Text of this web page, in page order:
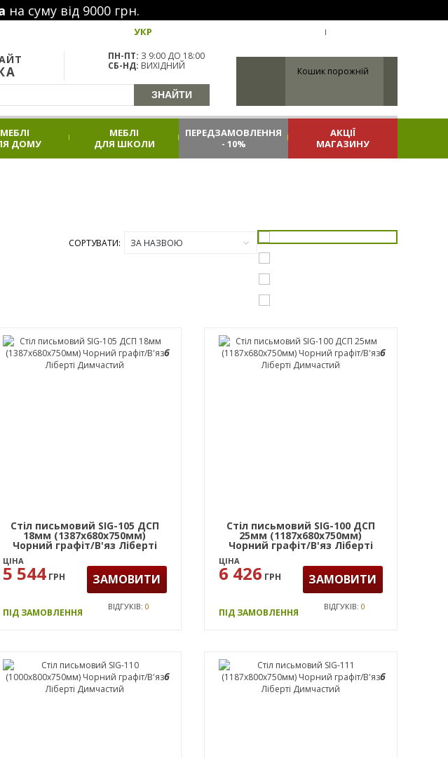
на суму від 9000 грн.
УКР
ПН-ПТ: З 9:00 ДО 18:00
СБ-НД: ВИХІДНИЙ Кошик порожній
МЕБЛІ
ДОМУ
МЕБЛІ
ДЛЯ ШКОЛИ
ПЕРЕДЗАМОВЛЕННЯ
- 10%
АКЦІЇ
МАГАЗИНУ
СОРТУВАТИ: ЗА НАЗВОЮ
6
Стіл письмовий SIG-105 ДСП
18мм (1387х680х750мм)
Чорний графіт/В'яз Ліберті
Димчастий
ЦІНА
5 544 ГРН ЗАМОВИТИ
ПІД ЗАМОВЛЕННЯ
ВІДГУКІВ:0
6
Стіл письмовий SIG-100 ДСП
25мм (1187х680х750мм)
Чорний графіт/В'яз Ліберті
Димчастий
ЦІНА
6 426 ГРН ЗАМОВИТИ
ПІД ЗАМОВЛЕННЯ
ВІДГУКІВ:0
6 6